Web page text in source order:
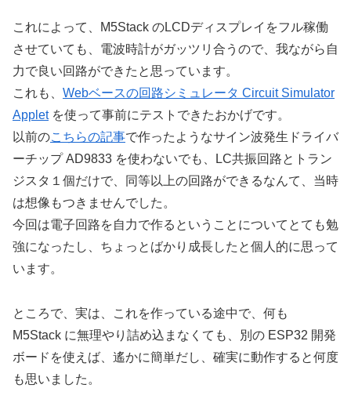
これによって、M5Stack のLCDディスプレイをフル稼働
させていても、電波時計がガッツリ合うので、我ながら自
力で良い回路ができたと思っています。
これも、 Webベースの回路シミュレータ Circuit Simulator
Appletを使って事前にテストできたおかげです。
以前のこちらの記事で作ったようなサイン波発生ドライバ
ーチップ AD9833 を使わないでも、LC共振回路とトラン
ジスタ１個だけで、同等以上の回路ができるなんて、当時
は想像もつきませんでした。
今回は電子回路を自力で作るということについてとても勉
強になったし、ちょっとばかり成長したと個人的に思って
います。
ところで、実は、これを作っている途中で、何も
M5Stack に無理やり詰め込まなくても、別の ESP32 開発
ボードを使えば、遙かに簡単だし、確実に動作すると何度
も思いました。